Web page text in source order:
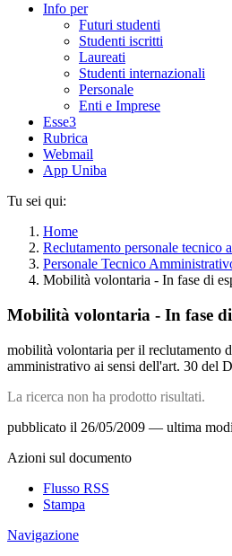
Info per
Futuri studenti
Studenti iscritti
Laureati
Studenti internazionali
Personale
Enti e Imprese
Esse3
Rubrica
Webmail
App Uniba
Tu sei qui:
Home
Reclutamento personale tecnico
Personale Tecnico
Mobilità volontaria - In fase di
Mobilità volontaria - In fase di
mobilità volontaria per il reclutamento
amministrativo ai sensi dell'art. 30 del
La ricerca non ha prodotto risultati.
pubblicato il 26/05/2009 — ultima
Azioni sul documento
Flusso RSS
Stampa
Navigazione